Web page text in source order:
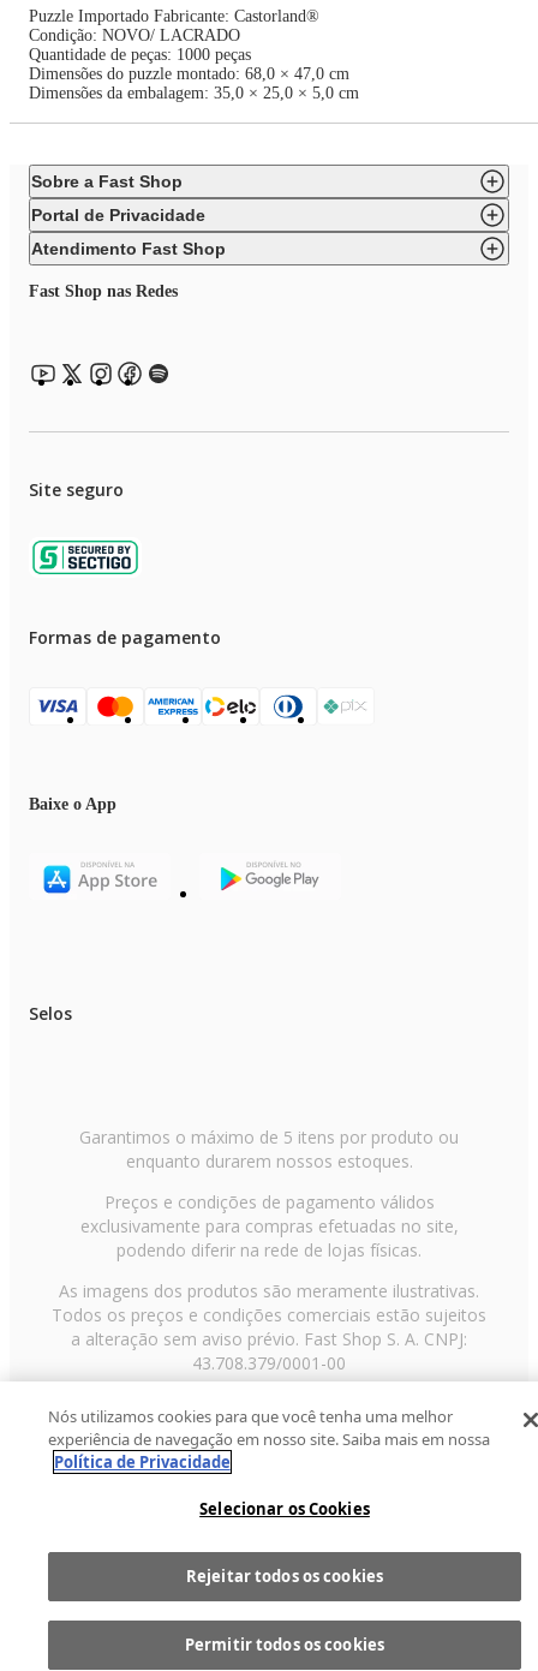
Comprar
Puzzle Importado Fabricante: Castorland®
Condição: NOVO/ LACRADO
Quantidade de peças: 1000 peças
Dimensões do puzzle montado: 68,0 × 47,0 cm
Dimensões da embalagem: 35,0 × 25,0 × 5,0 cm
Sobre a Fast Shop
Portal de Privacidade
Atendimento Fast Shop
Fast Shop nas Redes
Site seguro
Formas de pagamento
Baixe o App
Selos
Garantimos o máximo de 5 itens por produto ou
enquanto durarem nossos estoques.
Preços e condições de pagamento válidos
exclusivamente para compras efetuadas no site,
podendo diferir na rede de lojas físicas.
As imagens dos produtos são meramente ilustrativas.
Todos os preços e condições comerciais estão sujeitos
a alteração sem aviso prévio. Fast Shop S. A. CNPJ:
43.708.379/0001-00
Paulo/SP, CEP 02029-001, Telefone: 11 3003-3728 ©
2013 Fast Shop - Todos os direitos reservadosRF
Nós utilizamos cookies para que você tenha uma melhor
experiência de navegação em nosso site. Saiba mais em nossa
Política de Privacidade
Selecionar os Cookies
Rejeitar todos os cookies
Permitir todos os cookies